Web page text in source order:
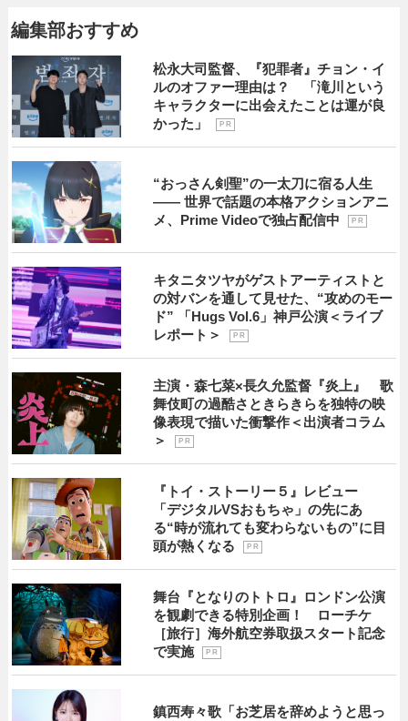
編集部おすすめ
松永大司監督、『犯罪者』チョン・イ
ルのオファー理由は？ 「滝川という
キャラクターに出会えたことは運が良
かった」
P R
“おっさん剣聖”の一太刀に宿る人生
―― 世界で話題の本格アクションアニ
メ、Prime Videoで独占配信中
P R
キタニタツヤがゲストアーティストと
の対バンを通して見せた、“攻めのモー
ド” 「Hugs Vol.6」神戸公演＜ライブ
レポート＞
P R
主演・森七菜×長久允監督『炎上』 歌
舞伎町の過酷さときらきらを独特の映
像表現で描いた衝撃作＜出演者コラム
＞
P R
『トイ・ストーリー５』レビュー
「デジタルVSおもちゃ」の先にあ
る“時が流れても変わらないもの”に目
頭が熱くなる
P R
舞台『となりのトトロ』ロンドン公演
を観劇できる特別企画！ ローチケ
［旅行］海外航空券取扱スタート記念
で実施
P R
鎮西寿々歌「お芝居を辞めようと思っ